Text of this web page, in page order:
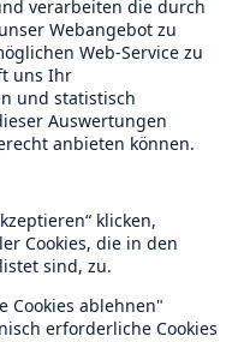
%
%
§ 22